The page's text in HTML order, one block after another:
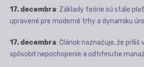
17. decembra: Základy teórie sú stále
upravené pre moderné trhy a dynamiku
17. decembra: Článok naznačuje, že príliš
spôsobiť nepochopenie a odtrhnutie